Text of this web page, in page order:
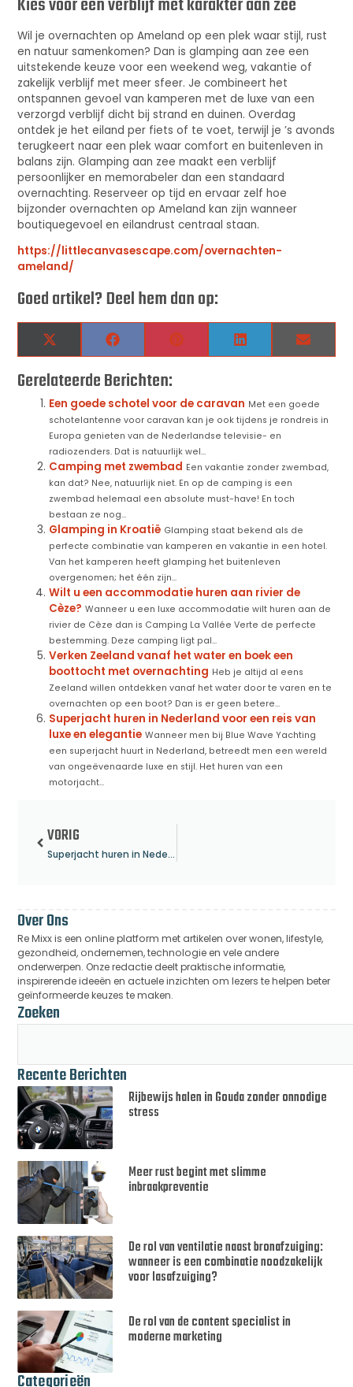
Kies voor een verblijf met karakter aan zee
Wil je overnachten op Ameland op een plek waar stijl, rust
en natuur samenkomen? Dan is glamping aan zee een
uitstekende keuze voor een weekend weg, vakantie of
zakelijk verblijf met meer sfeer. Je combineert het
ontspannen gevoel van kamperen met de luxe van een
verzorgd verblijf dicht bij strand en duinen. Overdag
ontdek je het eiland per fiets of te voet, terwijl je ’s avonds
terugkeert naar een plek waar comfort en buitenleven in
balans zijn. Glamping aan zee maakt een verblijf
persoonlijker en memorabeler dan een standaard
overnachting. Reserveer op tijd en ervaar zelf hoe
bijzonder overnachten op Ameland kan zijn wanneer
boutiquegevoel en eilandrust centraal staan.
https://littlecanvasescape.com/overnachten-
ameland/
Goed artikel? Deel hem dan op:
X
(Twitter)
Facebook Pinterest LinkedIn Email
Gerelateerde Berichten:
Een goede schotel voor de caravan Met een goede
schotelantenne voor caravan kan je ook tijdens je rondreis in
Europa genieten van de Nederlandse televisie- en
radiozenders. Dat is natuurlijk wel...
Camping met zwembad Een vakantie zonder zwembad,
kan dat? Nee, natuurlijk niet. En op de camping is een
zwembad helemaal een absolute must-have! En toch
bestaan ze nog...
Glamping in Kroatië Glamping staat bekend als de
perfecte combinatie van kamperen en vakantie in een hotel.
Van het kamperen heeft glamping het buitenleven
overgenomen; het één zijn...
Wilt u een accommodatie huren aan rivier de
Cèze? Wanneer u een luxe accommodatie wilt huren aan de
rivier de Cèze dan is Camping La Vallée Verte de perfecte
bestemming. Deze camping ligt pal...
Verken Zeeland vanaf het water en boek een
boottocht met overnachting Heb je altijd al eens
Zeeland willen ontdekken vanaf het water door te varen en te
overnachten op een boot? Dan is er geen betere...
Superjacht huren in Nederland voor een reis van
luxe en elegantie Wanneer men bij Blue Wave Yachting
een superjacht huurt in Nederland, betreedt men een wereld
van ongeëvenaarde luxe en stijl. Het huren van een
motorjacht...
VORIG
Superjacht huren in Nederland voor een reis van luxe en elegantie
Over Ons
Re Mixx is een online platform met artikelen over wonen, lifestyle,
gezondheid, ondernemen, technologie en vele andere
onderwerpen. Onze redactie deelt praktische informatie,
inspirerende ideeën en actuele inzichten om lezers te helpen beter
geïnformeerde keuzes te maken.
Zoeken
Recente Berichten
Rijbewijs halen in Gouda zonder onnodige
stress
Meer rust begint met slimme
inbraakpreventie
De rol van ventilatie naast bronafzuiging:
wanneer is een combinatie noodzakelijk
voor lasafzuiging?
De rol van de content specialist in
moderne marketing